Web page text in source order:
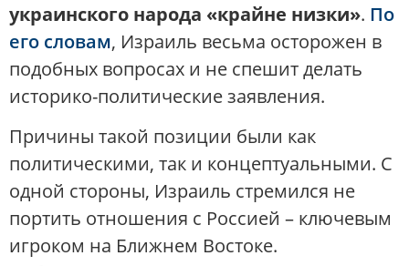
украинского народа «крайне низки»​. По
его словам, Израиль весьма осторожен в
подобных вопросах и не спешит делать
историко-политические заявления.
Причины такой позиции были как
политическими, так и концептуальными. С
одной стороны, Израиль стремился не
портить отношения с Россией – ключевым
игроком на Ближнем Востоке.